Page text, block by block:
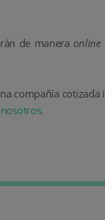
de manera online
compañía
nosotros.